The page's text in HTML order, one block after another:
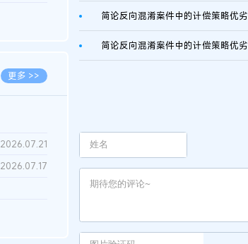
更多 >>
2026.07.28
2026.07.21
2026.07.17
简论反向混淆案件中的计偿策略优劣
简论反向混淆案件中的计偿策略优劣